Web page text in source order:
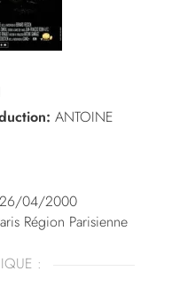
ANTOINE
26/04/2000
Région Parisienne
: